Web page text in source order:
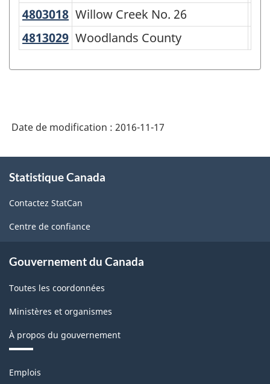
4803018 Willow Creek No. 26
Willow Creek No. 26
4813029 Woodlands County
Woodlands County
Date de modification : 2016-11-17
propos
ce
site
Statistique Canada
Contactez StatCan
Centre de confiance
Gouvernement du Canada
Toutes les coordonnées
Ministères et organismes
À propos du gouvernement
Thèmes
Emplois